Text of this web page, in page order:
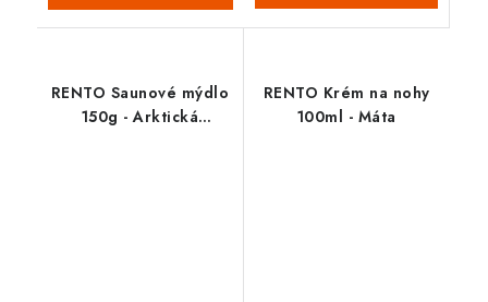
RENTO Saunové mýdlo
150g - Arktická
RENTO Krém na nohy
100ml - Máta